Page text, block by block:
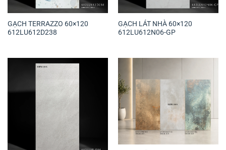
GẠCH TERRAZZO 60×120
612LU612D238
GẠCH LÁT NHÀ 60×120
612LU612N06-GP